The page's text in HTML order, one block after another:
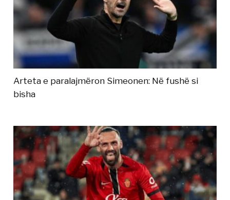
Arteta e paralajmëron Simeonen: Në fushë si
bisha